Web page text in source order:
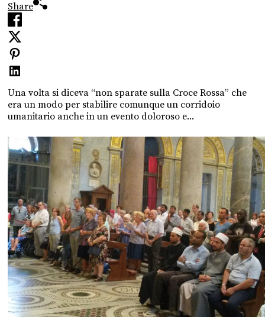
Share
Una volta si diceva “non sparate sulla Croce Rossa” che
era un modo per stabilire comunque un corridoio
umanitario anche in un evento doloroso e...